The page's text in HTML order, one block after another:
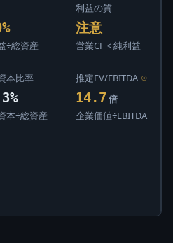
÷総資産
利益の質
注意
営業CF < 純利益
本比率
本÷総資産
推定EV/EBITDA ⊙
14.7 倍
企業価値÷EBITDA